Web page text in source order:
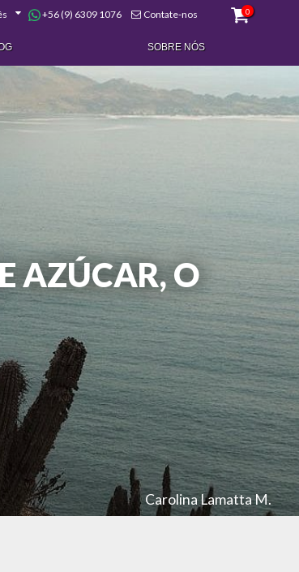
+56 (9) 6309 1076 Contate-nos 0
SOBRE NÓS
AZÚCAR, O
Carolina Lamatta M.